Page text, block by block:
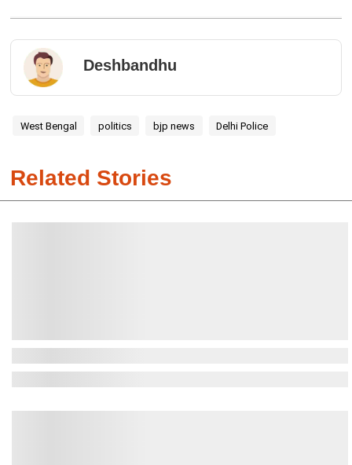
Deshbandhu
West Bengal politics bjp news Delhi Police
Related Stories